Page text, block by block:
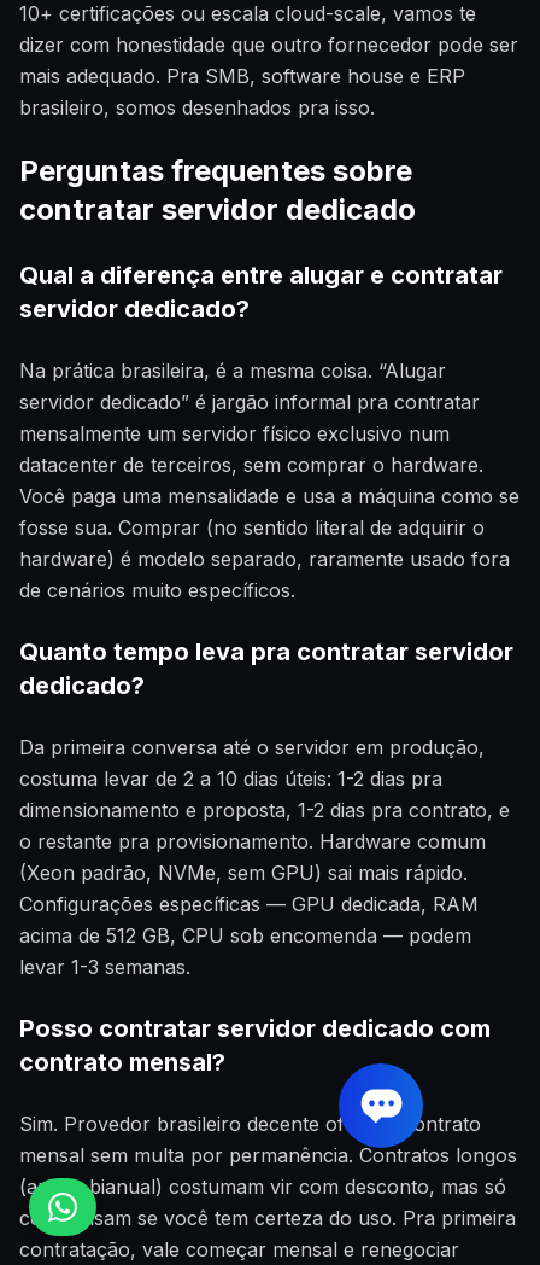
10+ certificações ou escala cloud-scale, vamos te
dizer com honestidade que outro fornecedor pode ser
mais adequado. Pra SMB, software house e ERP
brasileiro, somos desenhados pra isso.
Perguntas frequentes sobre
contratar servidor dedicado
Qual a diferença entre alugar e contratar
servidor dedicado?
Na prática brasileira, é a mesma coisa. “Alugar
servidor dedicado” é jargão informal pra contratar
mensalmente um servidor físico exclusivo num
datacenter de terceiros, sem comprar o hardware.
Você paga uma mensalidade e usa a máquina como se
fosse sua. Comprar (no sentido literal de adquirir o
hardware) é modelo separado, raramente usado fora
de cenários muito específicos.
Quanto tempo leva pra contratar servidor
dedicado?
Da primeira conversa até o servidor em produção,
costuma levar de 2 a 10 dias úteis: 1-2 dias pra
dimensionamento e proposta, 1-2 dias pra contrato, e
o restante pra provisionamento. Hardware comum
(Xeon padrão, NVMe, sem GPU) sai mais rápido.
Configurações específicas — GPU dedicada, RAM
acima de 512 GB, CPU sob encomenda — podem
levar 1-3 semanas.
Posso contratar servidor dedicado com
contrato mensal?
Sim. Provedor brasileiro decente oferece contrato
mensal sem multa por permanência. Contratos longos
(anual, bianual) costumam vir com desconto, mas só
compensam se você tem certeza do uso. Pra primeira
contratação, vale começar mensal e renegociar